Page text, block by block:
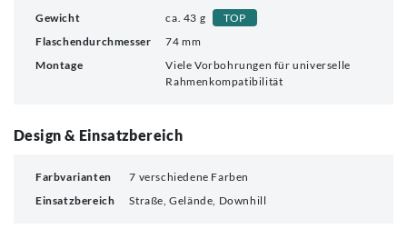
Gewicht ca. 43 g
TOP
Flaschendurchmesser
74 mm
Montage
Viele Vorbohrungen für universelle
Rahmenkompatibilität
Design & Einsatzbereich
Farbvarianten
7 verschiedene Farben
Einsatzbereich
Straße, Gelände, Downhill